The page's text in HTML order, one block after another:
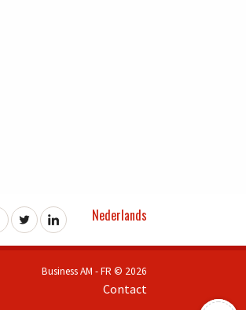
Nederlands
Business AM - FR © 2026
Contact